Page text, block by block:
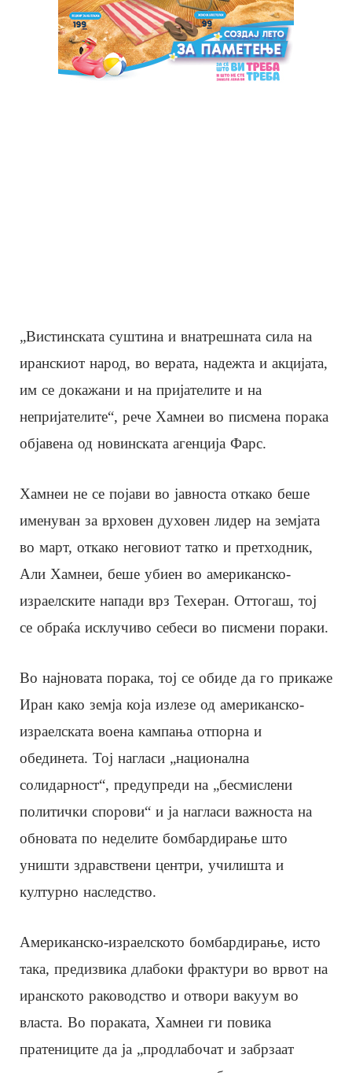
„Вистинската суштина и внатрешната сила на
иранскиот народ, во верата, надежта и акцијата,
им се докажани и на пријателите и на
непријателите“, рече Хамнеи во писмена порака
објавена од новинската агенција Фарс.
Хамнеи не се појави во јавноста откако беше
именуван за врховен духовен лидер на земјата
во март, откако неговиот татко и претходник,
Али Хамнеи, беше убиен во американско-
израелските напади врз Техеран. Оттогаш, тој
се обраќа исклучиво себеси во писмени пораки.
Во најновата порака, тој се обиде да го прикаже
Иран како земја која излезе од американско-
израелската воена кампања отпорна и
обединета. Тој нагласи „национална
солидарност“, предупреди на „бесмислени
политички спорови“ и ја нагласи важноста на
обновата по неделите бомбардирање што
уништи здравствени центри, училишта и
културно наследство.
Американско-израелското бомбардирање, исто
така, предизвика длабоки фрактури во врвот на
иранското раководство и отвори вакуум во
власта. Во пораката, Хамнеи ги повика
пратениците да ја „продлабочат и забрзаат